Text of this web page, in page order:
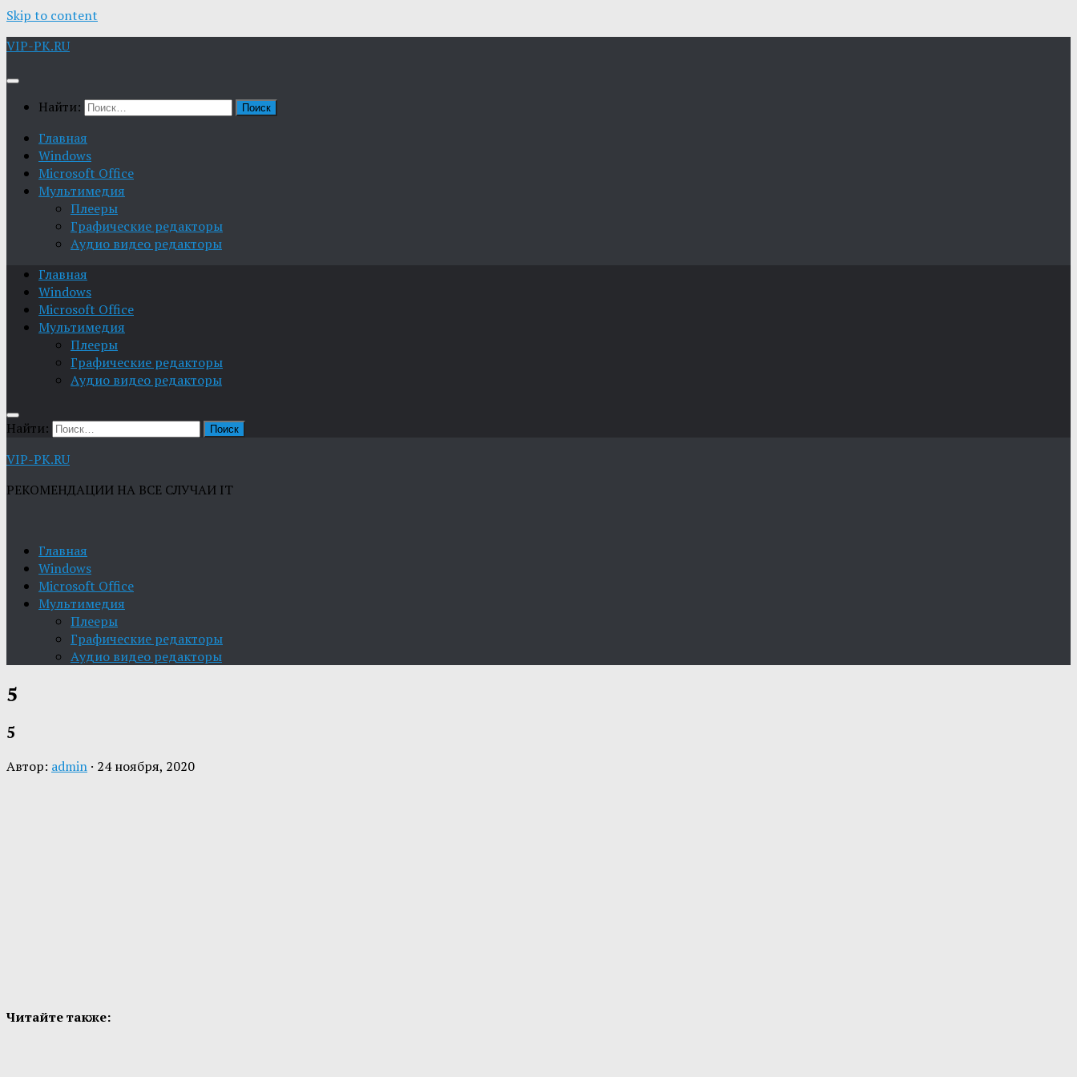
Skip to content
VIP-PK.RU
Найти:
Главная
Windows
Microsoft Office
Мультимедия
Плееры
Графические редакторы
Aудио видео редакторы
Главная
Windows
Microsoft Office
Мультимедия
Плееры
Графические редакторы
Aудио видео редакторы
Найти:
VIP-PK.RU
РЕКОМЕНДАЦИИ НА ВСЕ СЛУЧАИ IT
Главная
Windows
Microsoft Office
Мультимедия
Плееры
Графические редакторы
Aудио видео редакторы
5
5
Автор: admin · 24 ноября, 2020
Читайте также: